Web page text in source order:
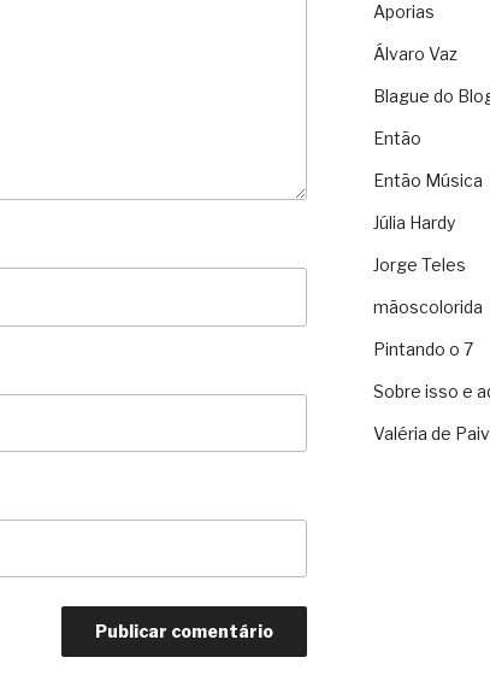
Aporias
Álvaro Vaz
Blague do
Então
Então Música
Júlia Hardy
Jorge Teles
mãoscolorida
Pintando o 7
Sobre isso e
Valéria de